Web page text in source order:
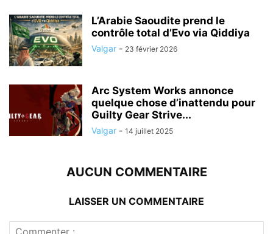
L’Arabie Saoudite prend le
contrôle total d’Evo via Qiddiya
Valgar - 23 février 2026
Arc System Works annonce
quelque chose d’inattendu pour
Guilty Gear Strive...
Valgar - 14 juillet 2025
AUCUN COMMENTAIRE
LAISSER UN COMMENTAIRE